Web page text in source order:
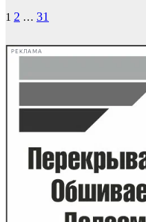
Пагинация
1 2 … 31
РЕКЛАМА